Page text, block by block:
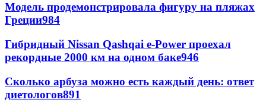
Модель продемонстрировала фигуру на пляжах
Греции984
Гибридный Nissan Qashqai e-Power проехал
рекордные 2000 км на одном баке946
Сколько арбуза можно есть каждый день: ответ
диетологов891